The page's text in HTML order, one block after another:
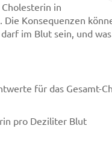
in
Konsequenzen
im Blut sein, und
für das Gesamt-
pro Deziliter Blut